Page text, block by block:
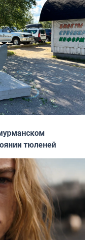
тюленей